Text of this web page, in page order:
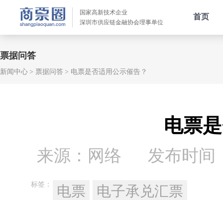
国家高新技术企业
深圳市供应链金融协会理事单位
首页
票据问答
新闻中心 票据问答 电票是否适用公示催告？
电票
来源：网络 发布时间
标签： 电票 电子承兑汇票